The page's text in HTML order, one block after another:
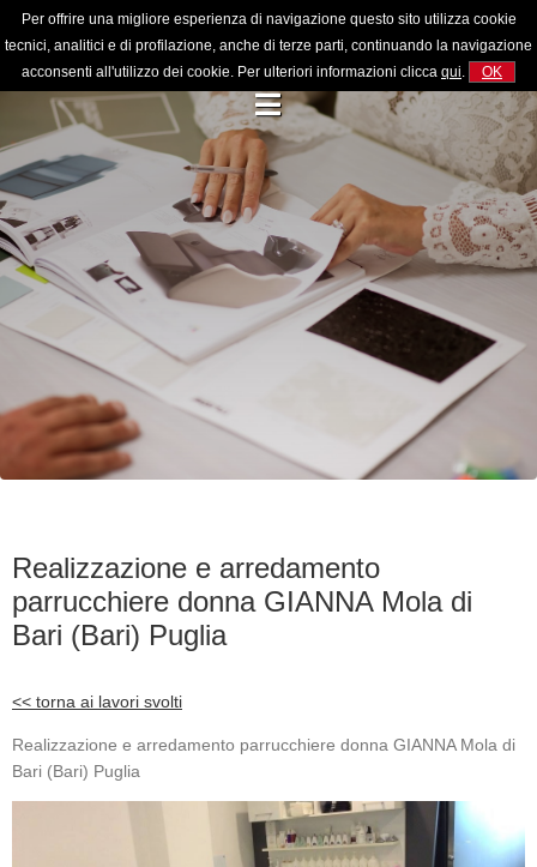
Per offrire una migliore esperienza di navigazione questo sito utilizza cookie
tecnici, analitici e di profilazione, anche di terze parti, continuando la navigazione
acconsenti all'utilizzo dei cookie. Per ulteriori informazioni clicca qui. OK
Realizzazione e arredamento
parrucchiere donna GIANNA Mola di
Bari (Bari) Puglia
<< torna ai lavori svolti
Realizzazione e arredamento parrucchiere donna GIANNA Mola di
Bari (Bari) Puglia